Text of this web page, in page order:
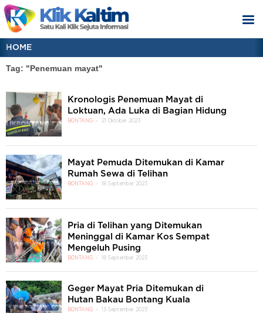
HOME
Tag: "Penemuan mayat"
Kronologis Penemuan Mayat di
Loktuan, Ada Luka di Bagian Hidung
BONTANG 21 Oktober 2023
Mayat Pemuda Ditemukan di Kamar
Rumah Sewa di Telihan
BONTANG 18 September 2023
Pria di Telihan yang Ditemukan
Meninggal di Kamar Kos Sempat
Mengeluh Pusing
BONTANG 18 September 2023
Geger Mayat Pria Ditemukan di
Hutan Bakau Bontang Kuala
BONTANG 13 September 2023